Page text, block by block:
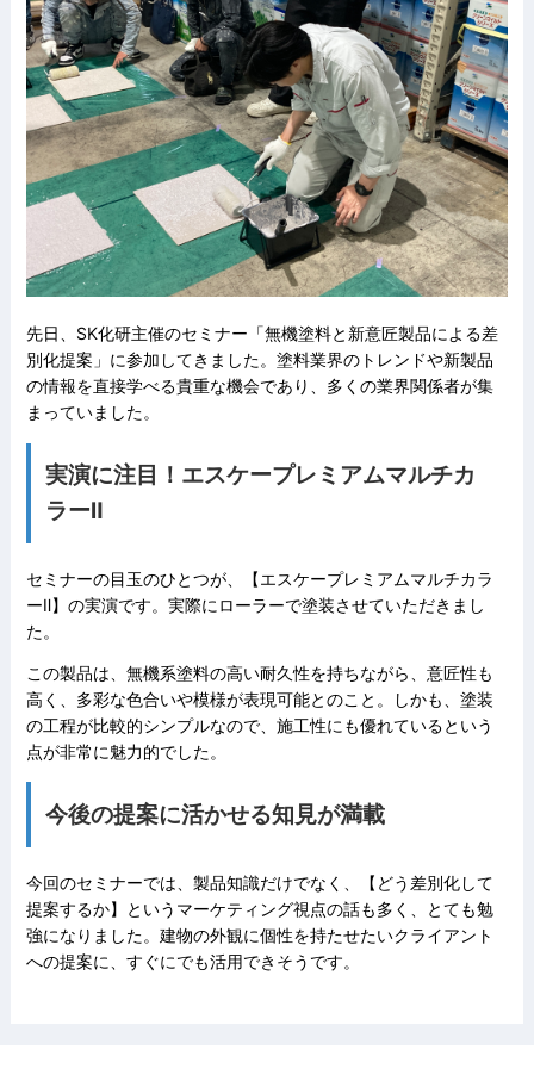
先日、SK化研主催のセミナー「無機塗料と新意匠製品による差
別化提案」に参加してきました。塗料業界のトレンドや新製品
の情報を直接学べる貴重な機会であり、多くの業界関係者が集
まっていました。
実演に注目！エスケープレミアムマルチカ
ラーⅡ
セミナーの目玉のひとつが、【エスケープレミアムマルチカラ
ーⅡ】の実演です。実際にローラーで塗装させていただきまし
た。
この製品は、無機系塗料の高い耐久性を持ちながら、意匠性も
高く、多彩な色合いや模様が表現可能とのこと。しかも、塗装
の工程が比較的シンプルなので、施工性にも優れているという
点が非常に魅力的でした。
今後の提案に活かせる知見が満載
今回のセミナーでは、製品知識だけでなく、【どう差別化して
提案するか】というマーケティング視点の話も多く、とても勉
強になりました。建物の外観に個性を持たせたいクライアント
への提案に、すぐにでも活用できそうです。